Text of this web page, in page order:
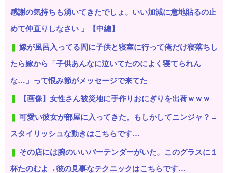
感謝の気持ちも湧いてきたでしょ。いい加減に意地貼るの止
めて仲直りしなさい 」【中編】
嫁が風呂入ってる間に子供と寝室に行って俺だけ寝落ちし
たら嫁から「子供あんなに泣いてたのによく寝てられん
な…」って恨み節がメッセージで来てた
【画像】女性さん被災地に手作りおにぎりを出荷ｗｗｗ
可愛い彼女が部屋に入ってきた。もしかしてニンジャ？→
スタイリッシュな動きはこちらです…
その店には腕のいいバーテンダーがいた。このグラスに１
杯たのむよ→彼の見事なテクニックはこちらです…